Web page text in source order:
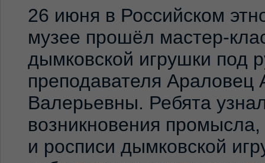
26 июня в Российском
музее прошёл мастер-
дымковской игрушки под
преподавателя Араловец
Валерьевны. Ребята
возникновения
и росписи дымковской